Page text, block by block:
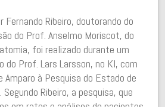
Fernando Ribeiro, doutorando do
do Prof. Anselmo Moriscot, do
foi realizado durante um
do Prof. Lars Larsson, no KI, com
Amparo à Pesquisa do Estado de
Ribeiro, a pesquisa, que